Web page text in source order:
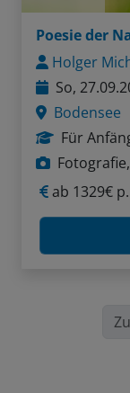
Poesie der
Holger
So,
Bodensee
Für
ab 1329€